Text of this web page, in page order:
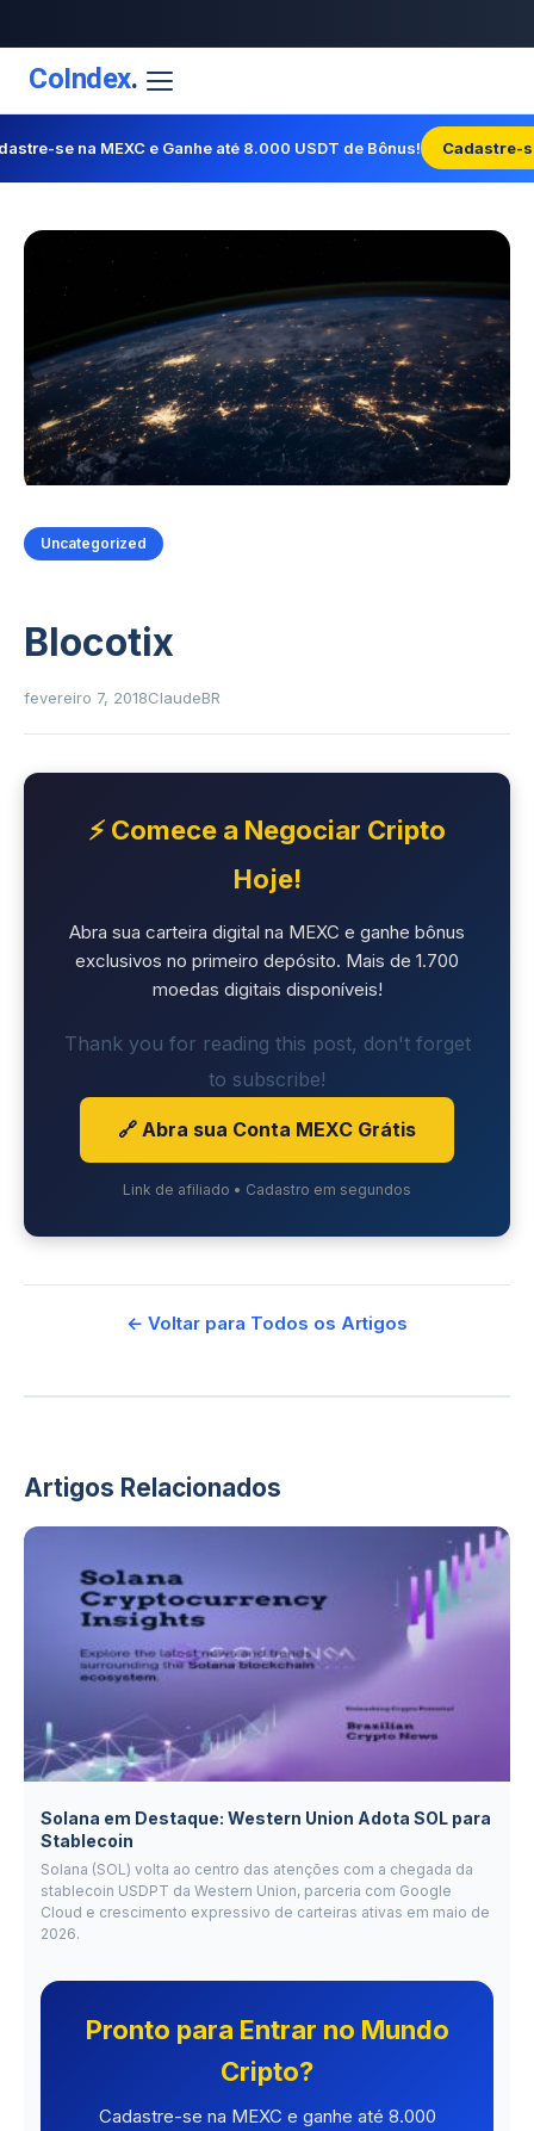
CoIndex.
se na MEXC e Ganhe até 8.000 USDT de Bônus! Cadastre-
Uncategorized
Blocotix
fevereiro 7, 2018ClaudeBR
⚡ Comece a Negociar Cripto
Hoje!
Abra sua carteira digital na MEXC e ganhe bônus
exclusivos no primeiro depósito. Mais de 1.700
moedas digitais disponíveis!
Thank you for reading this post, don't forget
to subscribe!
🔗 Abra sua Conta MEXC Grátis
Link de afiliado • Cadastro em segundos
← Voltar para Todos os Artigos
Artigos Relacionados
Solana em Destaque: Western Union Adota SOL para
Stablecoin
Solana (SOL) volta ao centro das atenções com a chegada da
stablecoin USDPT da Western Union, parceria com Google
Cloud e crescimento expressivo de carteiras ativas em maio de
2026.
Pronto para Entrar no Mundo
Cripto?
Cadastre-se na MEXC e ganhe até 8.000